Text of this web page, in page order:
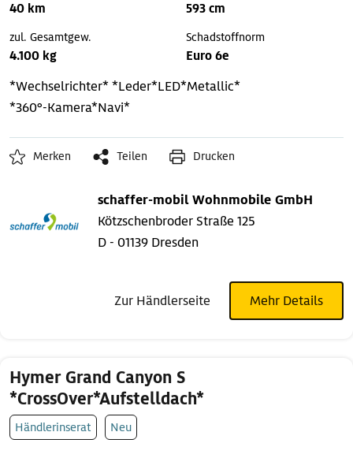
40 km 593 cm
zul. Gesamtgew.
4.100 kg
Schadstoffnorm
Euro 6e
*Wechselrichter**Leder*LED*Metallic*
*360°-Kamera*Navi*
Merken Teilen Drucken
schaffer-mobil Wohnmobile GmbH
Kötzschenbroder Straße 125
D - 01139 Dresden
Zur Händlerseite Mehr Details
Hymer Grand Canyon S
*CrossOver*Aufstelldach*
Händlerinserat Neu